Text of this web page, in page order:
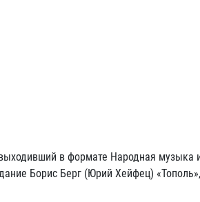
в формате Народная музыка
Борис Берг (Юрий Хейфец)